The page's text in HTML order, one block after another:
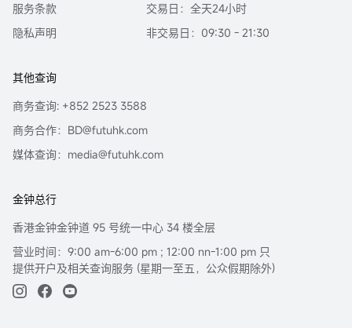
服务条款
隐私声明
交易日：全天24小时
非交易日：09:30 - 21:30
其他查询
商务查询: +852 2523 3588
商务合作：BD@futuhk.com
媒体查询：media@futuhk.com
金钟总行
香港金钟金钟道 95 号统一中心 34 楼全层
营业时间：9:00 am-6:00 pm ; 12:00 nn-1:00 pm 只
提供开户及相关查询服务 (星期一至五，公众假期除外)